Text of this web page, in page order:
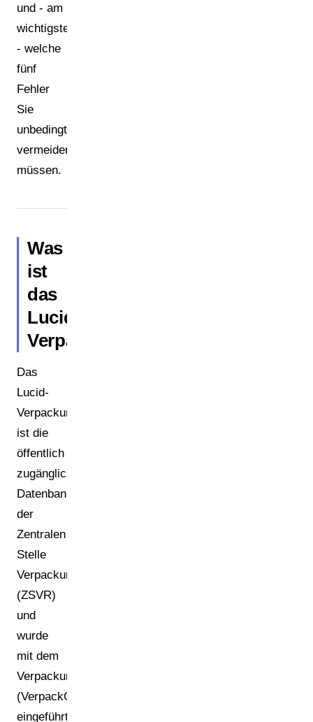
und - am
wichtigsten
- welche
fünf
Fehler
Sie
unbedingt
vermeiden
müssen.
Was
ist
das
Lucid-
Verpackungsregister?
Das
Lucid-
Verpackungsregister
ist die
öffentlich
zugängliche
Datenbank
der
Zentralen
Stelle
Verpackungsregister
(ZSVR)
und
wurde
mit dem
Verpackungsgesetz
(VerpackG)
eingeführt,